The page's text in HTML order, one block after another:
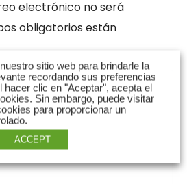
electrónico no será
obligatorios están
sitio web para brindarle la
recordando sus preferencias
hacer clic en "Aceptar", acepta el
Sin embargo, puede visitar
para proporcionar un
ACCEPT